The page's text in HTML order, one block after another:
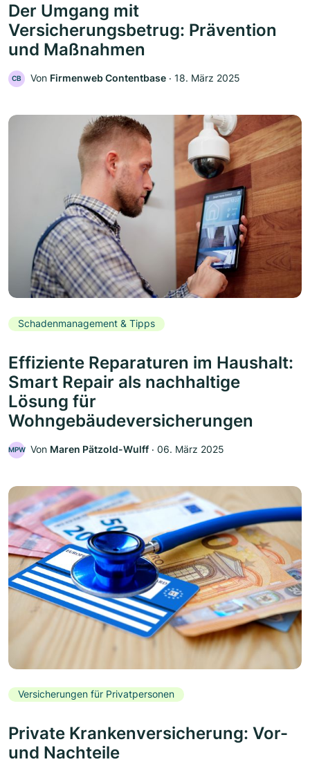
Der Umgang mit
Versicherungsbetrug: Prävention
und Maßnahmen
CB Von Firmenweb Contentbase ‧ 18. März 2025
Schadenmanagement & Tipps
Effiziente Reparaturen im Haushalt:
Smart Repair als nachhaltige
Lösung für
Wohngebäudeversicherungen
MPW Von Maren Pätzold-Wulff ‧ 06. März 2025
Versicherungen für Privatpersonen
Private Krankenversicherung: Vor-
und Nachteile